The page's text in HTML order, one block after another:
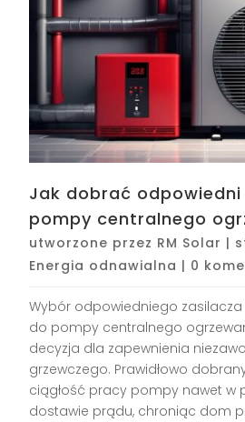
Jak dobrać odpowiedni
pompy centralnego
utworzone przez RM Solar |
Energia odnawialna | 0
Wybór odpowiedniego zasilacza
do pompy centralnego
decyzja dla zapewnienia
grzewczego. Prawidłowo
ciągłość pracy pompy nawet w
dostawie prądu, chroniąc dom